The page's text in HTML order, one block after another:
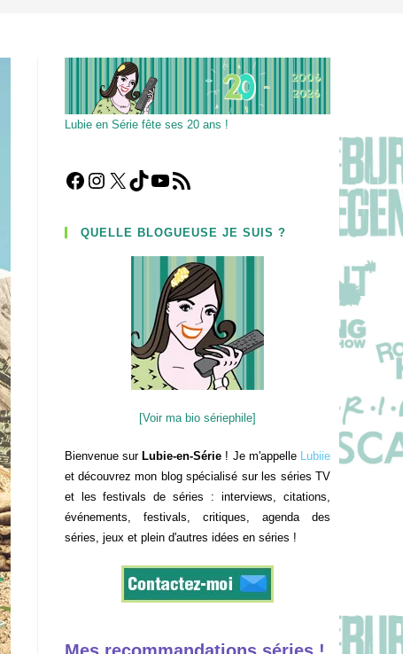
Lubie en Série fête ses 20 ans !
Facebook
Instagram
X TikTokYouTube
Flux RSS
QUELLE BLOGUEUSE JE SUIS ?
[Voir ma bio sériephile]
Bienvenue sur Lubie-en-Série ! Je m'appelle Lubiie
et découvrez mon blog spécialisé sur les séries TV
et les festivals de séries : interviews, citations,
événements, festivals, critiques, agenda des
séries, jeux et plein d'autres idées en séries !